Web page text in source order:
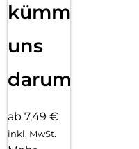
kümmern
uns
darum!
ab 7,49 €
inkl. MwSt.